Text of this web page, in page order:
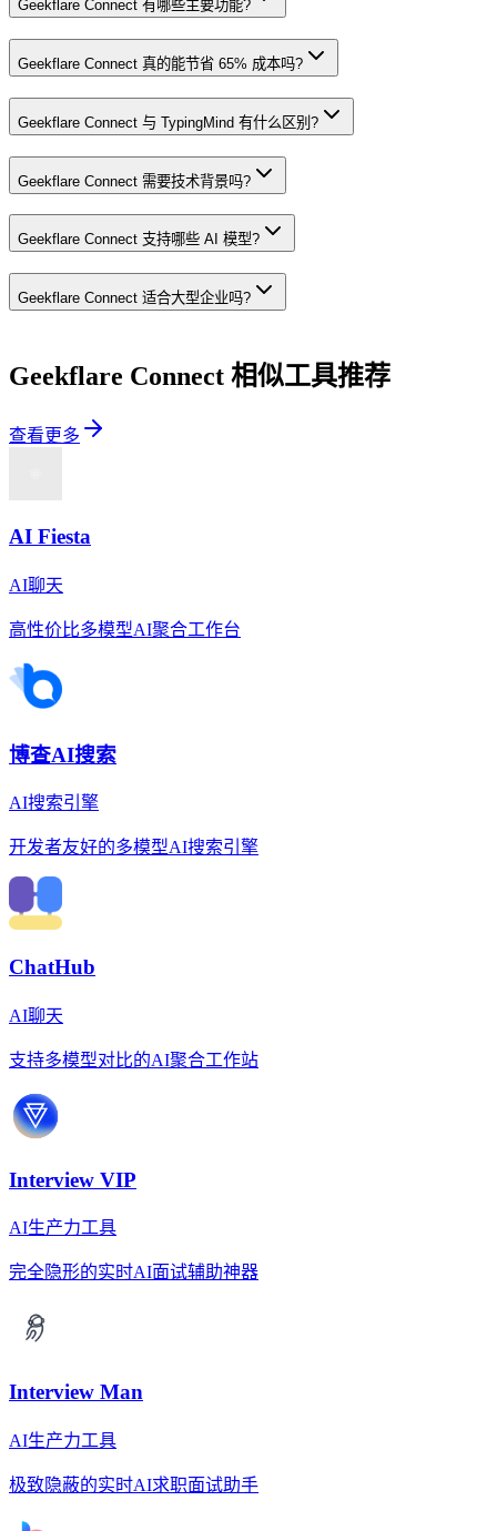
Geekflare Connect 有哪些主要功能?
Geekflare Connect 真的能节省 65% 成本吗?
Geekflare Connect 与 TypingMind 有什么区别?
Geekflare Connect 需要技术背景吗?
Geekflare Connect 支持哪些 AI 模型?
Geekflare Connect 适合大型企业吗?
Geekflare Connect 相似工具推荐
查看更多
AI Fiesta
AI聊天
高性价比多模型AI聚合工作台
博查AI搜索
AI搜索引擎
开发者友好的多模型AI搜索引擎
ChatHub
AI聊天
支持多模型对比的AI聚合工作站
Interview VIP
AI生产力工具
完全隐形的实时AI面试辅助神器
Interview Man
AI生产力工具
极致隐蔽的实时AI求职面试助手